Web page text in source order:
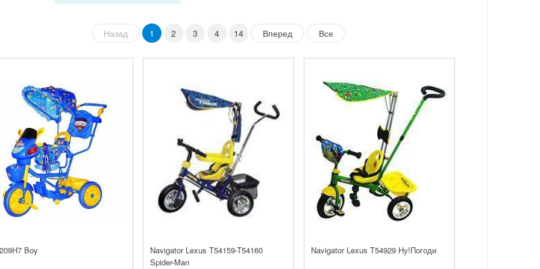
Назад 1 2 3 4 14 Вперед Все
Boy
Navigator Lexus T54159-T54160
Spider-Man
Navigator Lexus T54929 Ну!Погоди